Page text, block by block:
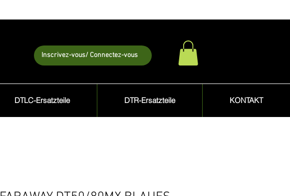
Inscrivez-vous/ Connectez-vous
DTLC-Ersatzteile DTR-Ersatzteile KONTAKT